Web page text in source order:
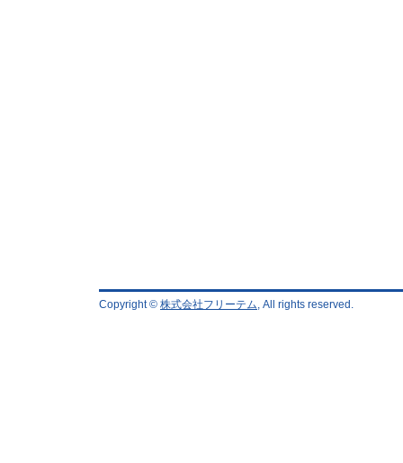
Copyright © 株式会社フリーテム, All rights reserved.